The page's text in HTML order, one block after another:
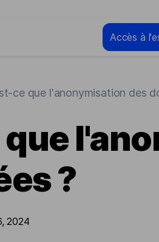
Accès à
ce que l'anonymisation des
?
2024